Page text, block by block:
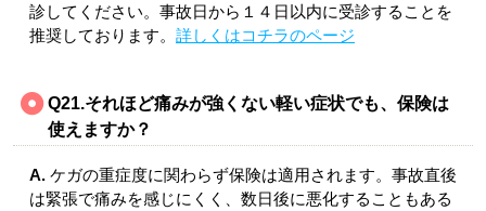
診してください。事故日から１４日以内に受診することを
推奨しております。 詳しくはコチラのページ
Q21.それほど痛みが強くない軽い症状でも、保険は
使えますか？
A. ケガの重症度に関わらず保険は適用されます。事故直後
は緊張で痛みを感じにくく、数日後に悪化することもある